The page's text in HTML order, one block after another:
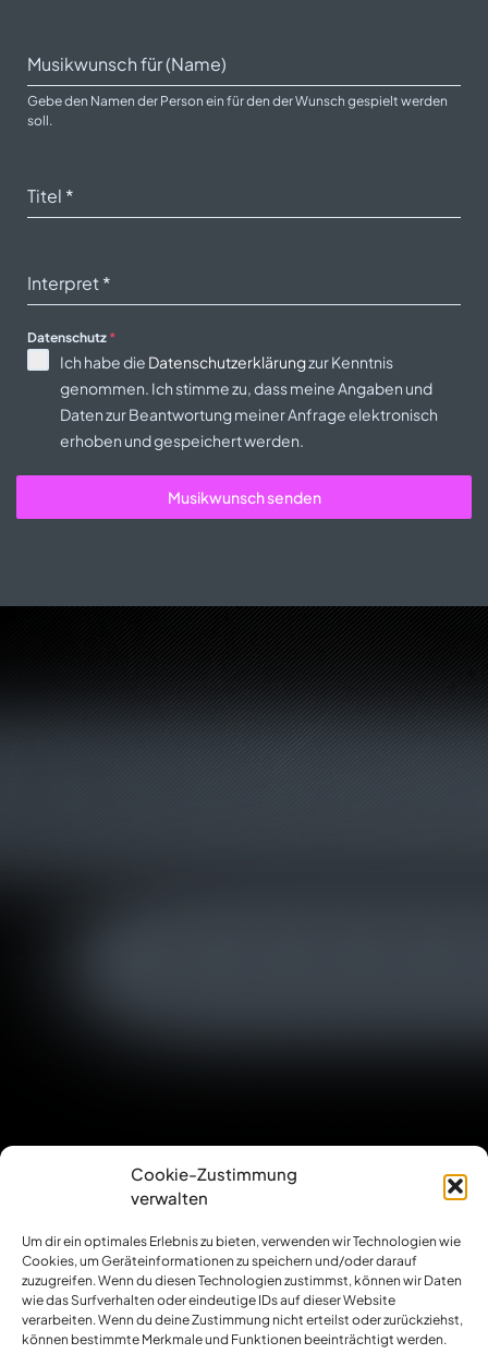
Cookie-Zustimmung
verwalten
Um dir ein optimales Erlebnis zu bieten, verwenden wir Technologien wie
Cookies, um Geräteinformationen zu speichern und/oder darauf
zuzugreifen. Wenn du diesen Technologien zustimmst, können wir Daten
wie das Surfverhalten oder eindeutige IDs auf dieser Website
verarbeiten. Wenn du deine Zustimmung nicht erteilst oder zurückziehst,
können bestimmte Merkmale und Funktionen beeinträchtigt werden.
Musikwunsch für (Name)
Gebe den Namen der Person ein für den der Wunsch gespielt werden
soll.
Titel *
Interpret *
Datenschutz *
Ich habe die Datenschutzerklärungzur Kenntnis
genommen. Ich stimme zu, dass meine Angaben und
Daten zur Beantwortung meiner Anfrage elektronisch
erhoben und gespeichert werden.
Musikwunsch senden
Copyright 2026 © djmarkomania
Design: dh-creative-webdesign.de
Startseite
Über Mich